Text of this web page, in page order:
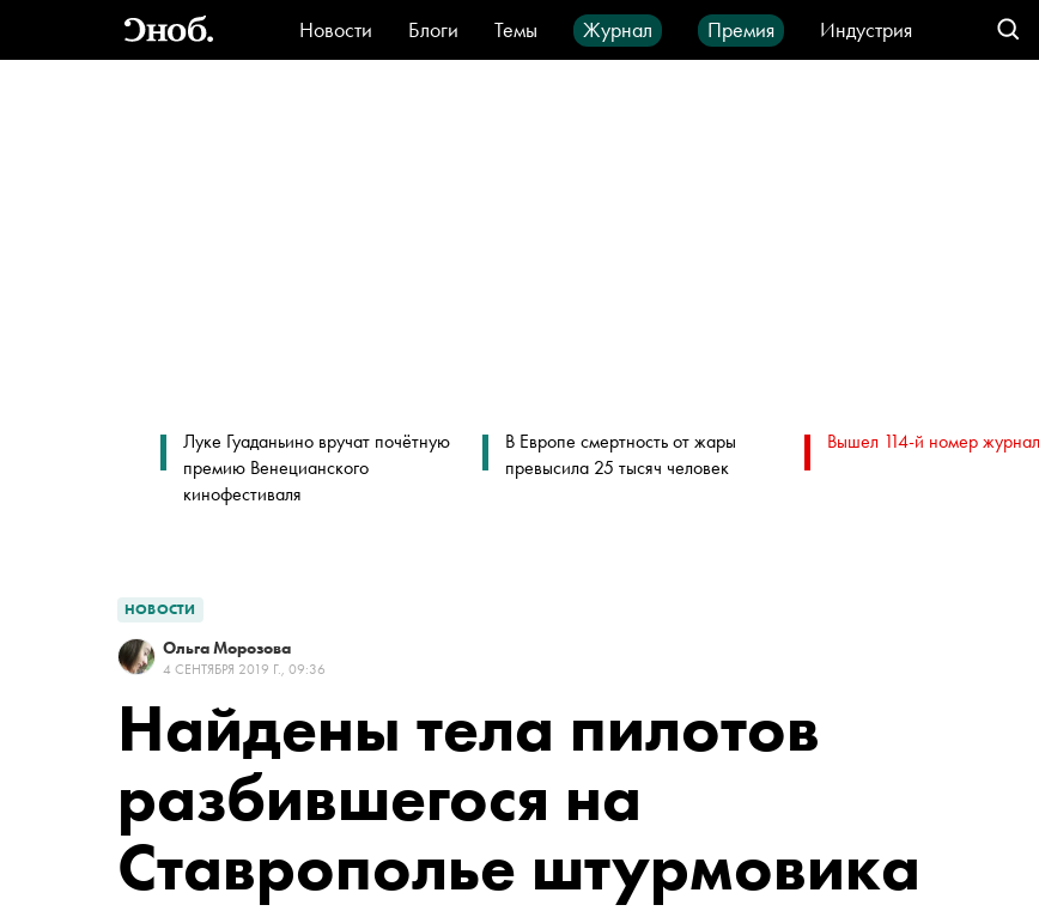
Новости Блоги Темы Журнал Премия
Индустрия
Стиль
Видео Город IT-продукты
Луке Гуаданьино вручат почётную
премию Венецианского
кинофестиваля
В Европе смертность от жары
превысила 25 тысяч человек
Вышел 114-й номер
НОВОСТИ
Ольга Морозова
4 СЕНТЯБРЯ 2019 Г., 09:36
Найдены тела пилотов
разбившегося на
Ставрополье штурмовика